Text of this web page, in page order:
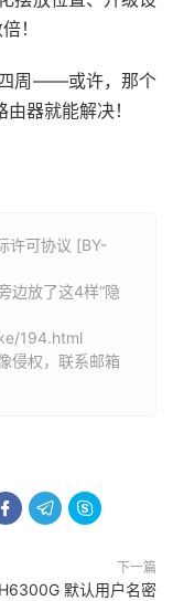
！
四周——或许，那个
器就能解决！
许可协议 [BY-
边放了这4样“隐
194.html
侵权，联系邮箱
  
下一篇
默认用户名密